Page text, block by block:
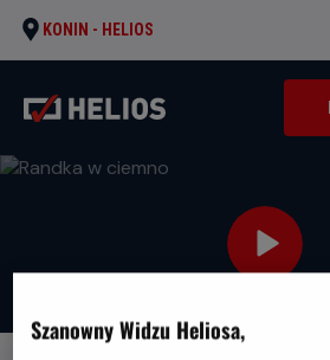
KONIN - HELIOS
Szanowny Widzu Heliosa,